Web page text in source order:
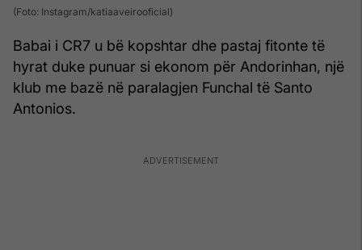
(Foto: Instagram/katiaaveirooficial)
Babai i CR7 u bë kopshtar dhe pastaj fitonte të
hyrat duke punuar si ekonom për Andorinhan, një
klub me bazë në paralagjen Funchal të Santo
Antonios.